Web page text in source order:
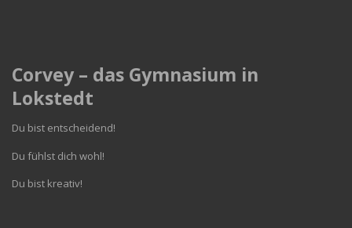
Corvey – das Gymnasium in
Lokstedt
Du bist entscheidend!
Du fühlst dich wohl!
Du bist kreativ!